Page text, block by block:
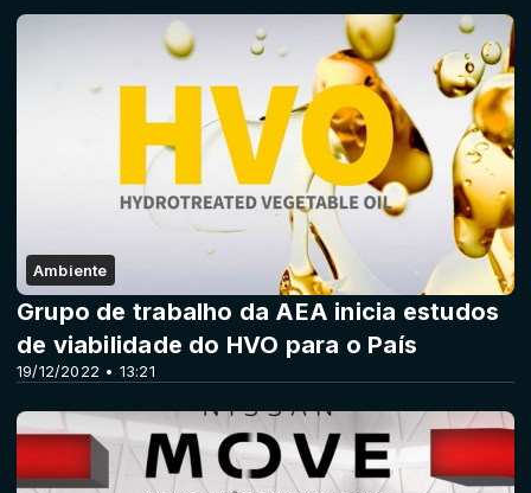
Ambiente
19/12/2022 • 13:21
Grupo de trabalho da AEA inicia estudos
de viabilidade do HVO para o País